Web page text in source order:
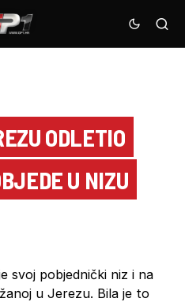
ODLETIO
U NIZU
svoj pobjednički niz i na
u Jerezu. Bila je to